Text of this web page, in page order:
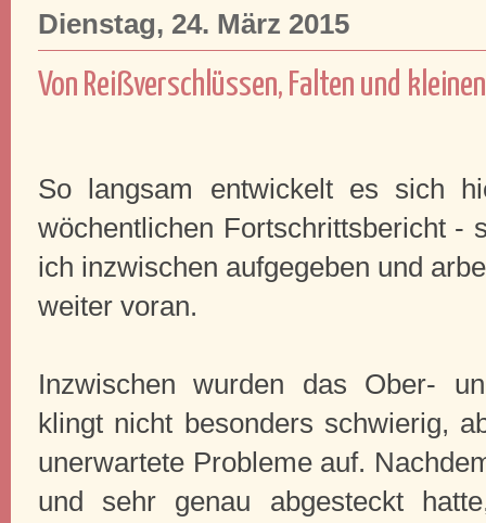
Dienstag, 24. März 2015
Von Reißverschlüssen, Falten und
So langsam entwickelt es sich
wöchentlichen Fortschrittsbericht -
ich inzwischen aufgegeben und
weiter voran.
Inzwischen wurden das Ober-
klingt nicht besonders schwierig,
unerwartete Probleme auf.
und sehr genau abgesteckt